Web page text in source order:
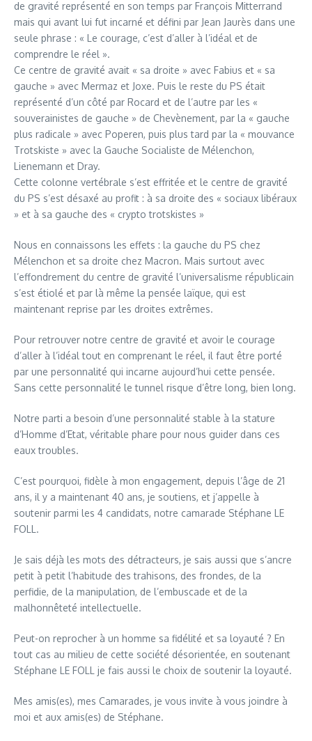
de gravité représenté en son temps par François Mitterrand
mais qui avant lui fut incarné et défini par Jean Jaurès dans une
seule phrase : « Le courage, c’est d’aller à l’idéal et de
comprendre le réel ».
Ce centre de gravité avait « sa droite » avec Fabius et « sa
gauche » avec Mermaz et Joxe. Puis le reste du PS était
représenté d’un côté par Rocard et de l’autre par les «
souverainistes de gauche » de Chevènement, par la « gauche
plus radicale » avec Poperen, puis plus tard par la « mouvance
Trotskiste » avec la Gauche Socialiste de Mélenchon,
Lienemann et Dray.
Cette colonne vertébrale s’est effritée et le centre de gravité
du PS s’est désaxé au profit : à sa droite des « sociaux libéraux
» et à sa gauche des « crypto trotskistes »
Nous en connaissons les effets : la gauche du PS chez
Mélenchon et sa droite chez Macron. Mais surtout avec
l’effondrement du centre de gravité l’universalisme républicain
s’est étiolé et par là même la pensée laïque, qui est
maintenant reprise par les droites extrêmes.
Pour retrouver notre centre de gravité et avoir le courage
d’aller à l’idéal tout en comprenant le réel, il faut être porté
par une personnalité qui incarne aujourd’hui cette pensée.
Sans cette personnalité le tunnel risque d’être long, bien long.
Notre parti a besoin d’une personnalité stable à la stature
d’Homme d’Etat, véritable phare pour nous guider dans ces
eaux troubles.
C’est pourquoi, fidèle à mon engagement, depuis l’âge de 21
ans, il y a maintenant 40 ans, je soutiens, et j’appelle à
soutenir parmi les 4 candidats, notre camarade Stéphane LE
FOLL.
Je sais déjà les mots des détracteurs, je sais aussi que s’ancre
petit à petit l’habitude des trahisons, des frondes, de la
perfidie, de la manipulation, de l’embuscade et de la
malhonnêteté intellectuelle.
Peut-on reprocher à un homme sa fidélité et sa loyauté ? En
tout cas au milieu de cette société désorientée, en soutenant
Stéphane LE FOLL je fais aussi le choix de soutenir la loyauté.
Mes amis(es), mes Camarades, je vous invite à vous joindre à
moi et aux amis(es) de Stéphane.